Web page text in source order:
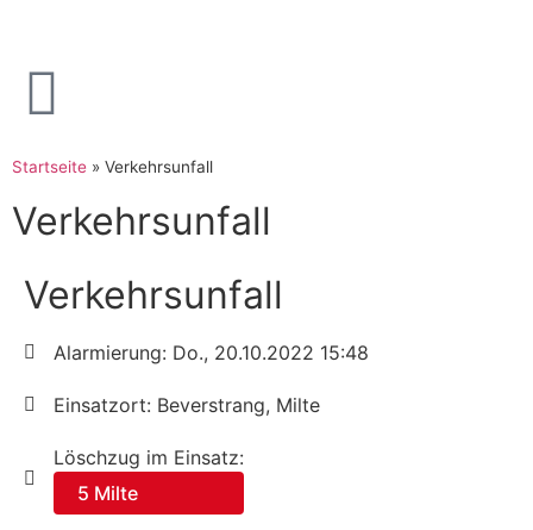
Startseite » Verkehrsunfall
Verkehrsunfall
Verkehrsunfall
Alarmierung: Do., 20.10.2022 15:48
Einsatzort: Beverstrang, Milte
Löschzug im Einsatz:
5 Milte